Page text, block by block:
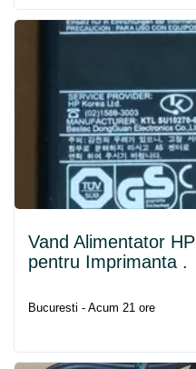
Vand Alimentator HP
pentru Imprimanta .
Bucuresti - Acum 21 ore